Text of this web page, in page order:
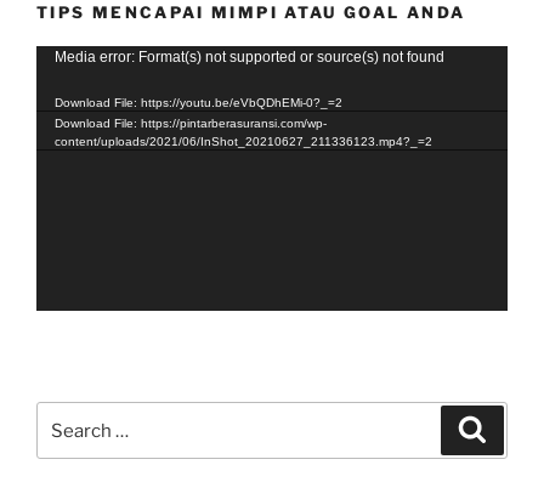
TIPS MENCAPAI MIMPI ATAU GOAL ANDA
Video
Media error: Format(s) not supported or source(s) not found
Download File: https://youtu.be/eVbQDhEMi-0?_=2
Download File: https://pintarberasuransi.com/wp-
content/uploads/2021/06/InShot_20210627_211336123.mp4?_=2